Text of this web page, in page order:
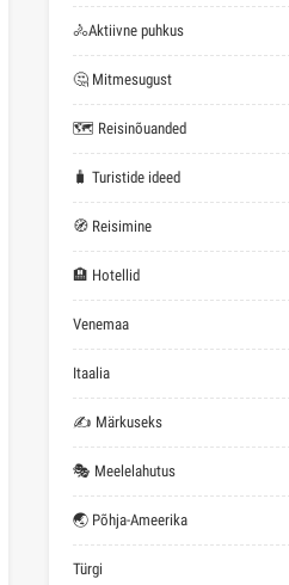
🚴Aktiivne puhkus
🤔 Mitmesugust
🗺 Reisinõuanded
🧳 Turistide ideed
🧭 Reisimine
🏨 Hotellid
Venemaa
Itaalia
✍ Märkuseks
🎭 Meelelahutus
🌏 Põhja-Ameerika
Türgi